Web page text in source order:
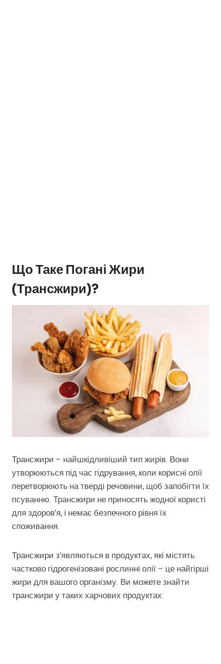
Що Таке Погані Жири
(трансжири)?
Трансжири – найшкідливіший тип жирів. Вони
утворюються під час гідрування, коли корисні олії
перетворюють на тверді речовини, щоб запобігти їх
псуванню. Трансжири не приносять жодної користі
для здоров’я, і немає безпечного рівня їх
споживання.
Трансжири з’являються в продуктах, які містять
частково гідрогенізовані рослинні олії – це найгірші
жири для вашого організму. Ви можете знайти
трансжири у таких харчових продуктах: